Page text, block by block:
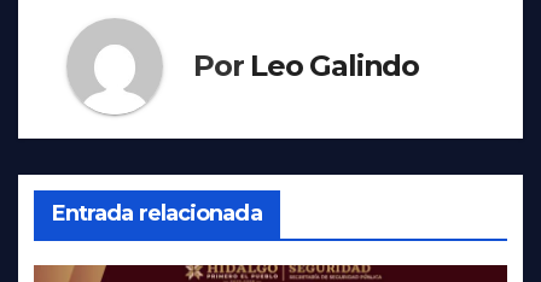
Por Leo Galindo
Entrada relacionada